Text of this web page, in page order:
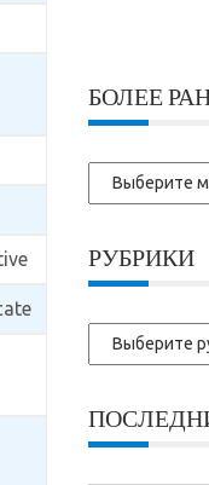
БОЛЕЕ
Более
ранние
РУБРИКИ
Рубрики